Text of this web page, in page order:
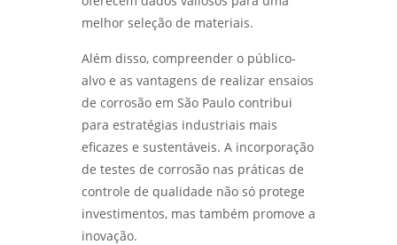
melhor seleção de materiais.
Além disso, compreender o público-
alvo e as vantagens de realizar ensaios
de corrosão em São Paulo contribui
para estratégias industriais mais
eficazes e sustentáveis. A incorporação
de testes de corrosão nas práticas de
controle de qualidade não só protege
investimentos, mas também promove a
inovação.